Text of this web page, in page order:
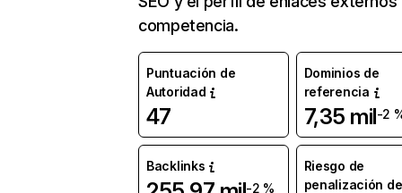
competencia.
Puntuación de
Autoridad
47
Dominios de
referencia
7,35 mil-2
Backlinks
-2 %
Riesgo de
penalización de